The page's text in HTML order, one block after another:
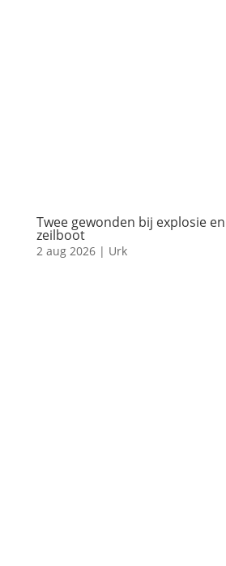
Twee gewonden bij explosie
zeilboot
2 aug 2026| Urk